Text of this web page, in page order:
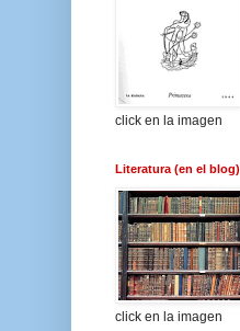
click en la imagen
Literatura (en el blog)
click en la imagen